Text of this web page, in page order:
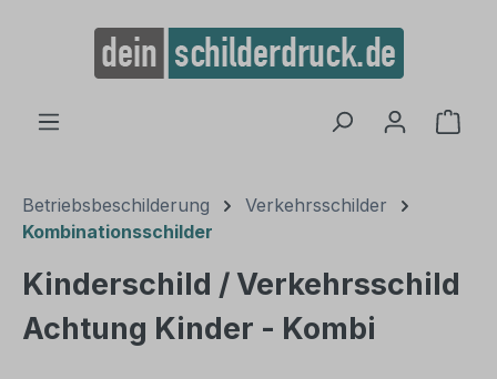
springen
Betriebsbeschilderung
Verkehrsschilder
Kombinationsschilder
Kinderschild / Verkehrsschild
Achtung Kinder - Kombi